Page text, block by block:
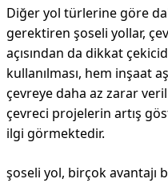
Diğer yol türlerine göre
gerektiren şoseli yollar,
açısından da dikkat
kullanılması, hem inşaat
çevreye daha az zarar
çevreci projelerin artış
ilgi görmektedir.
şoseli yol, birçok avantajı